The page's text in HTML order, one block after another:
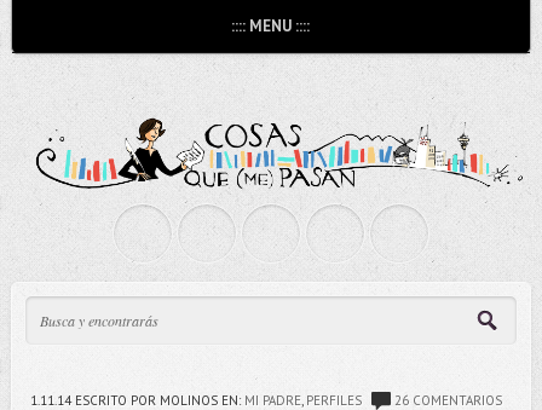
:::: MENU ::::
1.11.14ESCRITO POR MOLINOS EN: MI PADRE, PERFILES 26 COMENTARIOS